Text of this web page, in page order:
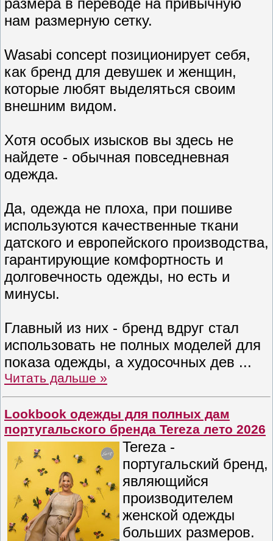
размера в переводе на привычную
нам размерную сетку.
Wasabi concept позиционирует себя,
как бренд для девушек и женщин,
которые любят выделяться своим
внешним видом.
Хотя особых изысков вы здесь не
найдете - обычная повседневная
одежда.
Да, одежда не плоха, при пошиве
используются качественные ткани
датского и европейского производства,
гарантирующие комфортность и
долговечность одежды, но есть и
минусы.
Главный из них - бренд вдруг стал
использовать не полных моделей для
показа одежды, а худосочных дев ...
Читать дальше »
Lookbook одежды для полных дам
португальского бренда Tereza лето 2026
Tereza -
португальский бренд,
являющийся
производителем
женской одежды
больших размеров.